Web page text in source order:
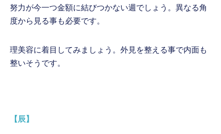
努力が今一つ金額に結びつかない週でしょう。異なる角
度から見る事も必要です。
理美容に着目してみましょう。外見を整える事で内面も
整いそうです。
【辰】